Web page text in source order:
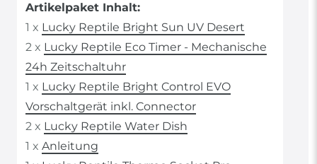
Artikelpaket Inhalt:
1 x Lucky Reptile Bright Sun UV Desert
2 x Lucky Reptile Eco Timer - Mechanische
24h Zeitschaltuhr
1 x Lucky Reptile Bright Control EVO
Vorschaltgerät inkl. Connector
2 x Lucky Reptile Water Dish
1 x Anleitung